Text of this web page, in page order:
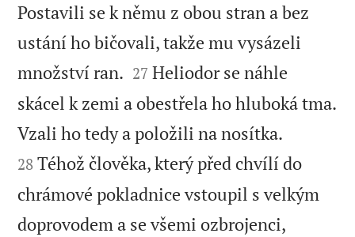
Postavili se k němu z obou stran a bez
ustání ho bičovali, takže mu vysázeli
množství ran. 

27 Heliodor se náhle
skácel k zemi a obestřela ho hluboká tma.
Vzali ho tedy a položili na nosítka.
28 Téhož člověka, který před chvílí do
chrámové pokladnice vstoupil s velkým
doprovodem a se všemi ozbrojenci,